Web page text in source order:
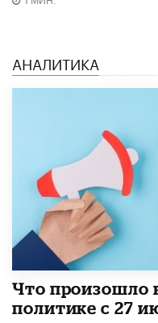
АНАЛИТИКА
​Что произошло
политике с 27